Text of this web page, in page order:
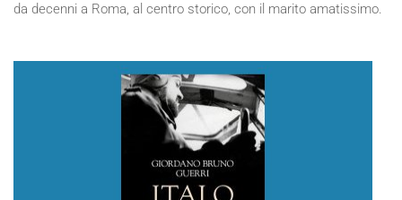
da decenni a Roma, al centro storico, con il marito amatissimo.